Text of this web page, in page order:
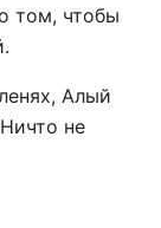
том, чтобы
Алый
не